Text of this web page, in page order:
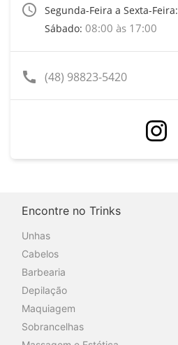
access_time Segunda-Feira a Sexta-Feira:
Sábado: 08:00 às 17:00
call (48) 98823-5420
Encontre no Trinks
Unhas
Cabelos
Barbearia
Depilação
Maquiagem
Sobrancelhas